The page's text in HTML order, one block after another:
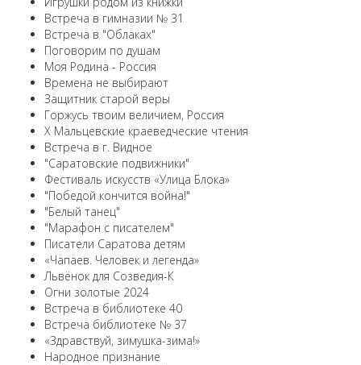
Встреча в гимназии № 31
Встреча в "Облаках"
Поговорим по душам
Моя Родина - Россия
Времена не выбирают
Защитник старой веры
Горжусь твоим величием, Россия
X Мальцевские краеведческие чтения
Встреча в г. Видное
"Саратовские подвижники"
Фестиваль искусств «Улица Блока»
"Победой кончится война!"
"Белый танец"
"Марафон с писателем"
Писатели Саратова детям
«Чапаев. Человек и легенда»
Львёнок для Созведия-К
Огни золотые 2024
Встреча в библиотеке 40
Встреча библиотеке № 37
«Здравствуй, зимушка-зима!»
Народное признание